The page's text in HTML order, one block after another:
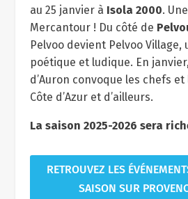
au 25 janvier à Isola 2000.
Mercantour ! Du côté de
Pelvoo devient Pelvoo
poétique et ludique. En
d’Auron convoque les chefs
Côte d’Azur et d’ailleurs.
La saison 2025-2026 sera
RETROUVEZ LES
SAISON SUR